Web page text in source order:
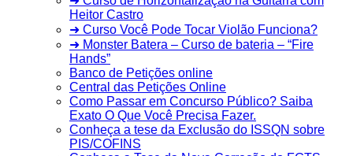
Heitor Castro
➜ Curso Você Pode Tocar Violão Funciona?
➜ Monster Batera – Curso de bateria – “Fire
Hands”‎
Banco de Petições online
Central das Petições Online
Como Passar em Concurso Público? Saiba
Exato O Que Você Precisa Fazer.
Conheça a tese da Exclusão do ISSQN sobre
PIS/COFINS